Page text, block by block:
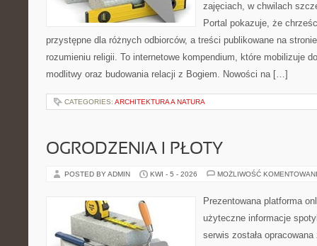
zajęciach, w chwilach
Portal pokazuje, że
przystępne dla różnych odbiorców, a treści publikowane na
rozumieniu religii. To internetowe kompendium, które mobilizuje
modlitwy oraz budowania relacji z Bogiem. Nowości na […]
CATEGORIES: ARCHITEKTURA A NATURA
OGRODZENIA I PŁOTY
POSTED BY ADMIN KWI - 5 - 2026 MOŻLIWOŚĆ
Prezentowana platforma
użyteczne informacje
serwis została